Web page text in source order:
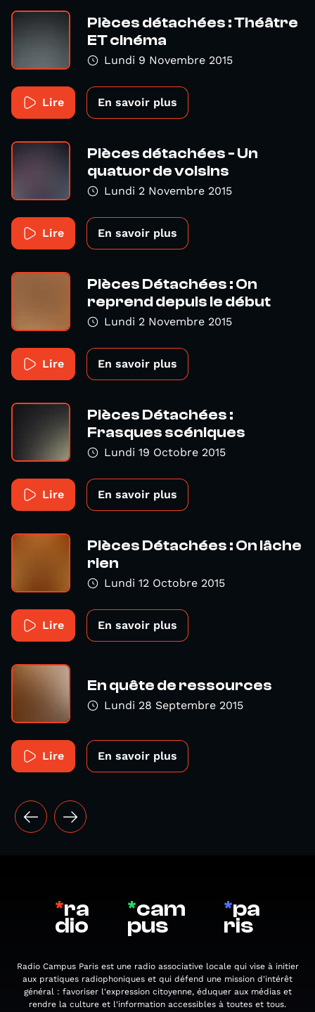
Pièces détachées : Théâtre
ET cinéma
Lundi 9 Novembre 2015
Lire En savoir plus
Pièces détachées - Un
quatuor de voisins
Lundi 2 Novembre 2015
Lire En savoir plus
Pièces Détachées : On
reprend depuis le début
Lundi 2 Novembre 2015
Lire En savoir plus
Pièces Détachées :
Frasques scéniques
Lundi 19 Octobre 2015
Lire En savoir plus
Pièces Détachées : On lâche
rien
Lundi 12 Octobre 2015
Lire En savoir plus
En quête de ressources
Lundi 28 Septembre 2015
Lire En savoir plus
*ra
dio
*cam
pus
*pa
ris
Radio Campus Paris est une radio associative locale qui vise à initier
aux pratiques radiophoniques et qui défend une mission d'intérêt
général : favoriser l'expression citoyenne, éduquer aux médias et
rendre la culture et l'information accessibles à toutes et tous.